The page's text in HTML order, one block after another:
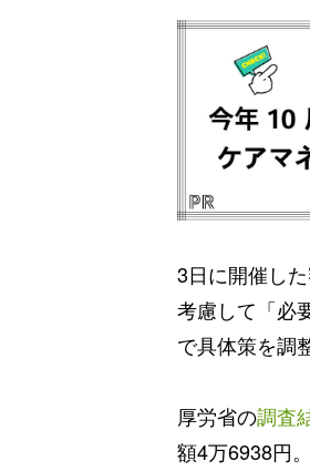
3日に開催し
考慮して「必
で具体策を調
厚労省の調査
額4万6938円